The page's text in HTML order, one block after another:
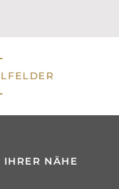
IHRER NÄHE